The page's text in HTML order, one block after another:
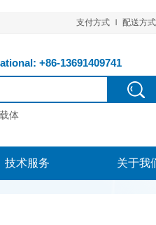
支付方式 配送方式
+86-13691409741
体
技术服务 关于我